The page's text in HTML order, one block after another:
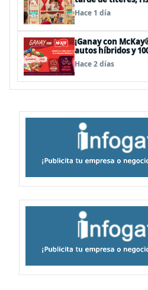
Plaza Vespucio
Hace 1 día
¡Ganay con
autos híbridos y
Hace 2 días